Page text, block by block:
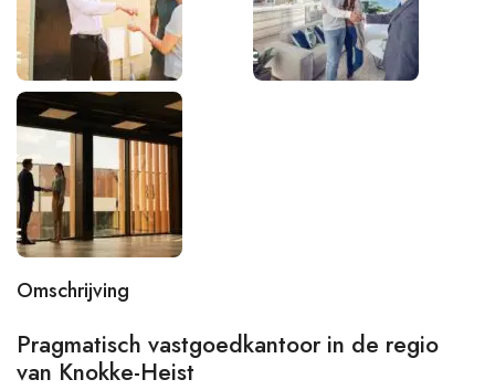
Omschrijving
Pragmatisch vastgoedkantoor in de regio
van Knokke-Heist